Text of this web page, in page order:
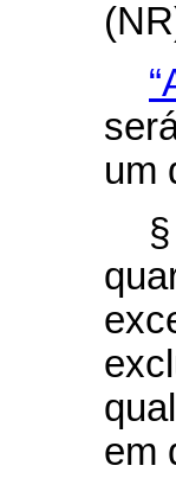
um
em